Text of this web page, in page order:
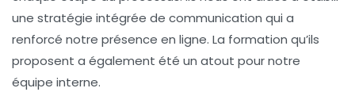
une stratégie intégrée de communication qui a
renforcé notre présence en ligne. La formation qu’ils
proposent a également été un atout pour notre
équipe interne.